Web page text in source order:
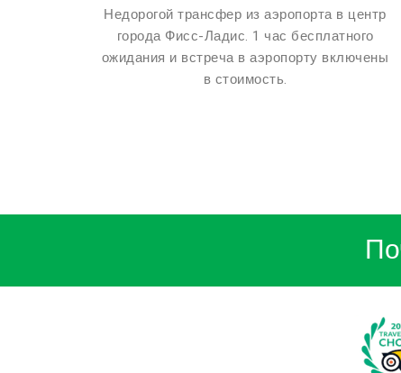
Недорогой трансфер из аэропорта в центр
города Фисс-Ладис. 1 час бесплатного
ожидания и встреча в аэропорту включены
в стоимость.